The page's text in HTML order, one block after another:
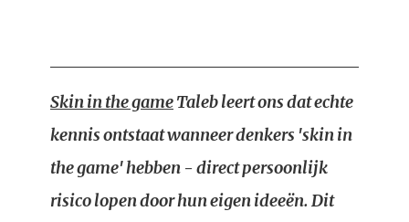
Skin in the gameTaleb leert ons dat echte
kennis ontstaat wanneer denkers 'skin in
the game' hebben - direct persoonlijk
risico lopen door hun eigen ideeën. Dit